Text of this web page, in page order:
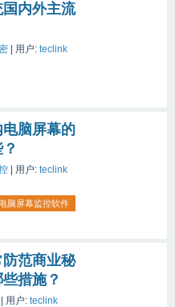
内外主流
用户: teclink
脑屏幕的
用户: teclink
脑屏幕监控软件
范商业秘
措施？
用户: teclink